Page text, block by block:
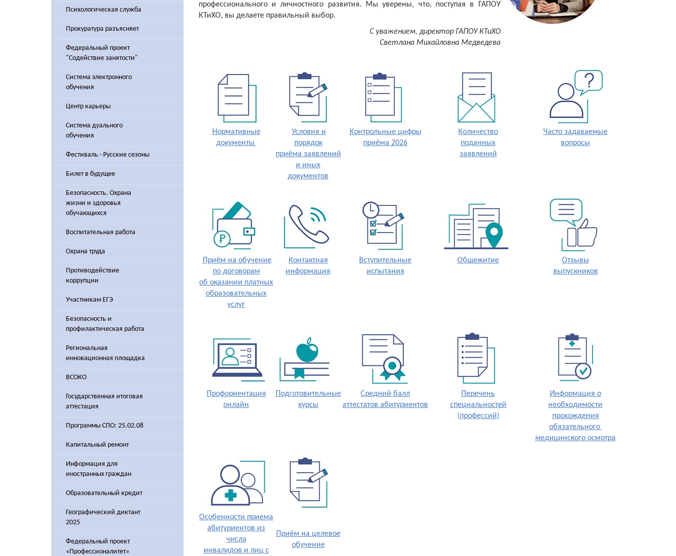
Психологическая служба
Прокуратура разъясняет
Федеральный проект
"Содействие занятости"
Система электронного
обучения
Центр карьеры
Система дуального
обучения
Фестиваль - Русские сезоны
Билет в будущее
Безопасность. Охрана
жизни и здоровья
обучающихся
Воспитательная работа
Охрана труда
Противодействие
коррупции
Участникам ЕГЭ
Безопасность и
профилактическая работа
Региональная
инновационная площадка
ВСОКО
Государственная итоговая
аттестация
Программы СПО: 25.02.08
Капитальный ремонт
Информация для
иностранных граждан
Образовательный кредит
Географический диктант
2025
Федеральный проект
«Профессионалитет»
профессионального и личностного развития. Мы уверены, что, поступая в ГАПОУ
КТиХО, вы делаете правильный выбор.
С уважением, директор ГАПОУ КТиХО
Светлана Михайловна Медведева
Нормативные
документы
Условия и
порядок
приёма заявлений
и иных
документов
Контрольные цифры
приёма 2026
Количество
поданных
заявлений
Часто задаваемые
вопросы
Приём на обучение
по договорам
об оказании платных
образовательных
услуг
Контактная
информация
Вступительные
испытания
Общежитие
Отзывы
выпускников
Профориентация
онлайн
Подготовительные
курсы
Средний балл
аттестатов абитуриентов
Перечень
специальностей
(профессий)
Информация о
необходимости
прохождения
обязательного
медицинского осмотра
Особенности приема
абитуриентов из
числа
инвалидов и лиц с
Приём на целевое
обучение